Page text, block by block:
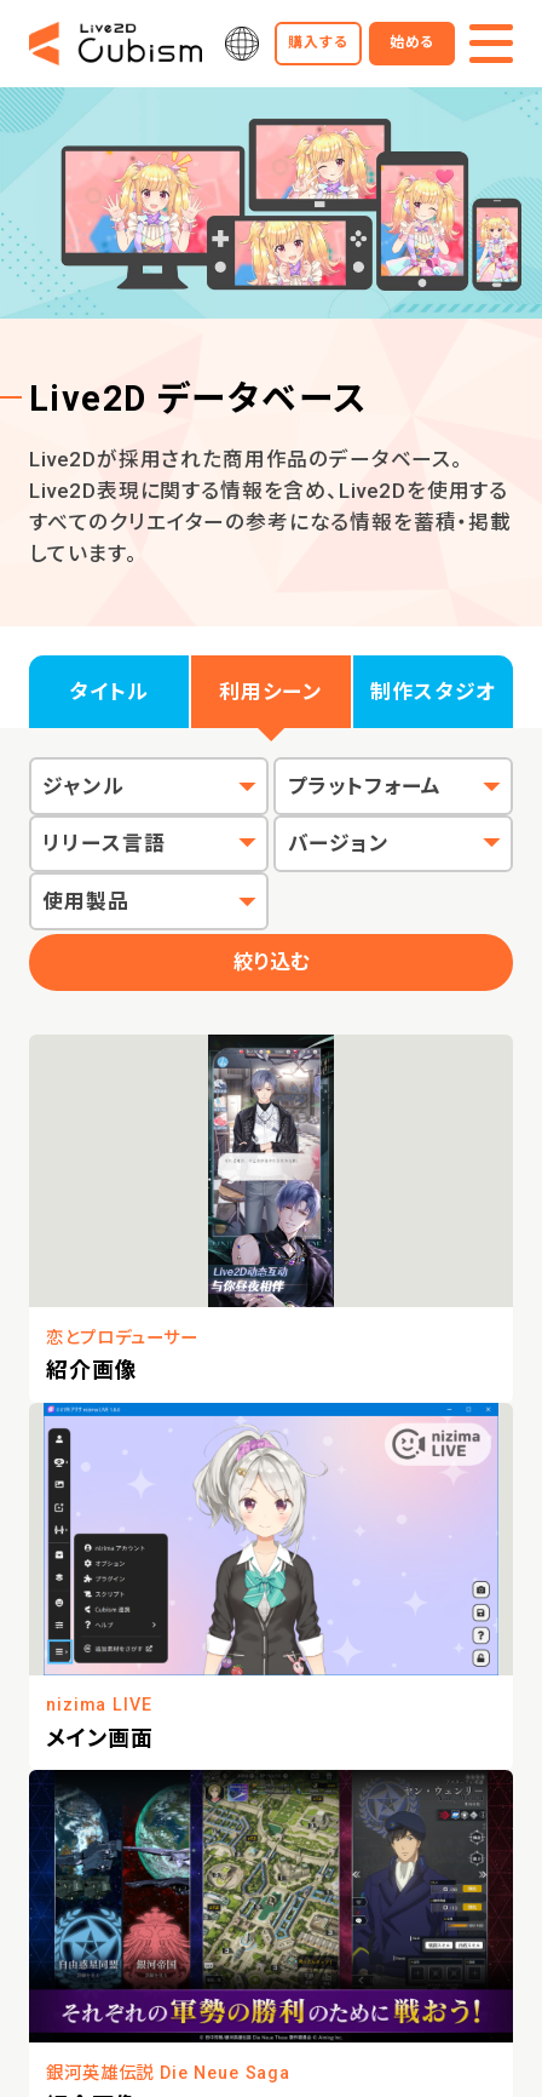
購入する 始める
Live2D データベース
Live2Dが採用された商用作品のデータベース。
Live2D表現に関する情報を含め、Live2Dを使用する
すべてのクリエイターの参考になる情報を蓄積・掲載
しています。
タイトル 利用シーン 制作スタジオ
ジャンル プラットフォーム
リリース言語 バージョン
使用製品
絞り込む
恋とプロデューサー
紹介画像
nizima LIVE
メイン画面
銀河英雄伝説 Die Neue Saga